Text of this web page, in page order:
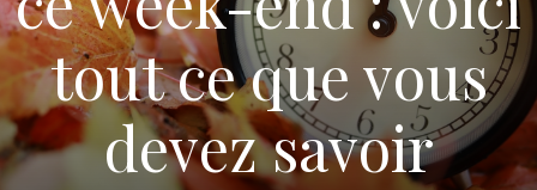
tout ce que vous
devez savoir